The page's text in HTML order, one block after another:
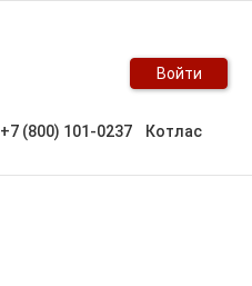
Войти
+7 (800) 101-0237 Котлас